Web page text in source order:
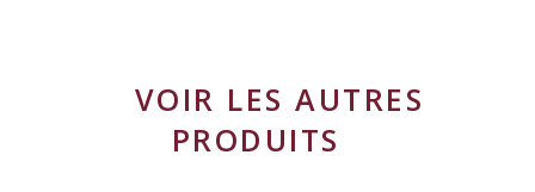
VOIR LES AUTRES
PRODUITS